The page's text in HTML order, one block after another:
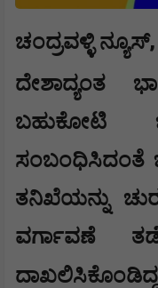
ಚಂದ್ರವಳ್ಳಿ ನ್ಯೂಸ್,
ದೇಶಾದ್ಯಂತ
ಬಹುಕೋಟಿ
ಸಂಬಂಧಿಸಿದಂತೆ
ತನಿಖೆಯನ್ನು
ವರ್ಗಾವಣೆ